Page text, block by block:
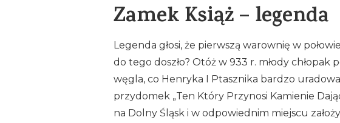
WAŁBRZYCHA
Zamek Książ – legenda
Legenda głosi, że pierwszą warownię w
do tego doszło? Otóż w 933 r. młody chłopak
węgla, co Henryka I Ptasznika bardzo
przydomek „Ten Który Przynosi Kamienie
na Dolny Śląsk i w odpowiednim miejscu